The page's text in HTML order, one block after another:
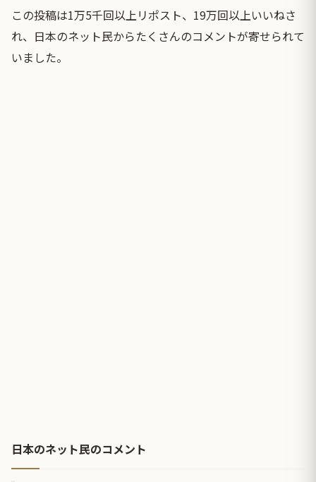
この投稿は1万5千回以上リポスト、19万回以上いいねさ
れ、日本のネット民からたくさんのコメントが寄せられて
いました。
日本のネット民のコメント